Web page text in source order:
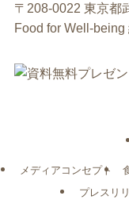
〒208-0022 東京都
Food for Well-being
メディアコンセプト
プレスリ